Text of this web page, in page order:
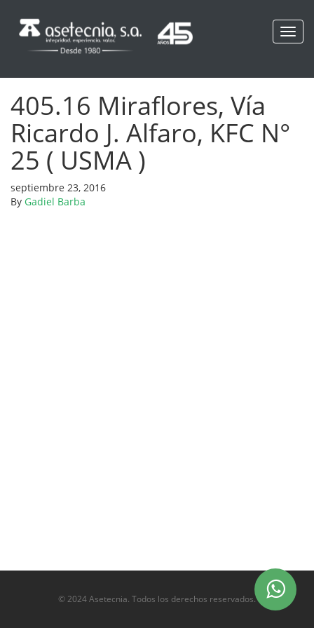
405.16 Miraflores, Vía
Ricardo J. Alfaro, KFC N°
25 ( USMA )
septiembre 23, 2016
By Gadiel Barba
© 2024 Asetecnia. Todos los derechos reservados.